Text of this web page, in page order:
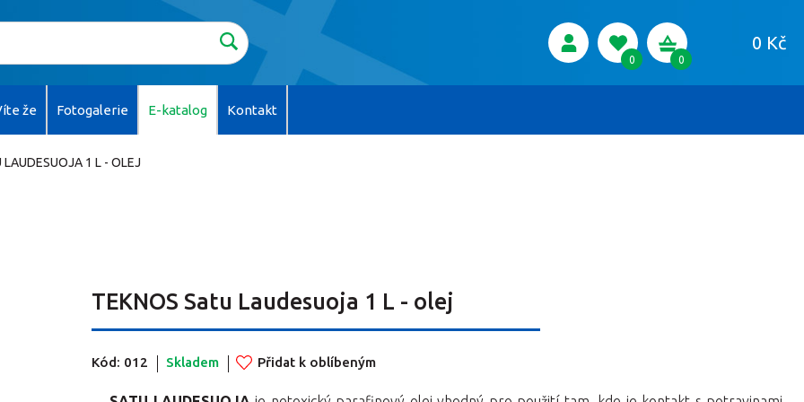
0 0
0 Kč
Chcetezobrazit vše
Chcete
že Fotogalerie E-katalog Kontakt
LAUDESUOJA 1 L - OLEJ
TEKNOS Satu Laudesuoja 1 L - olej
Kód: 012 Skladem Přidat k oblíbeným